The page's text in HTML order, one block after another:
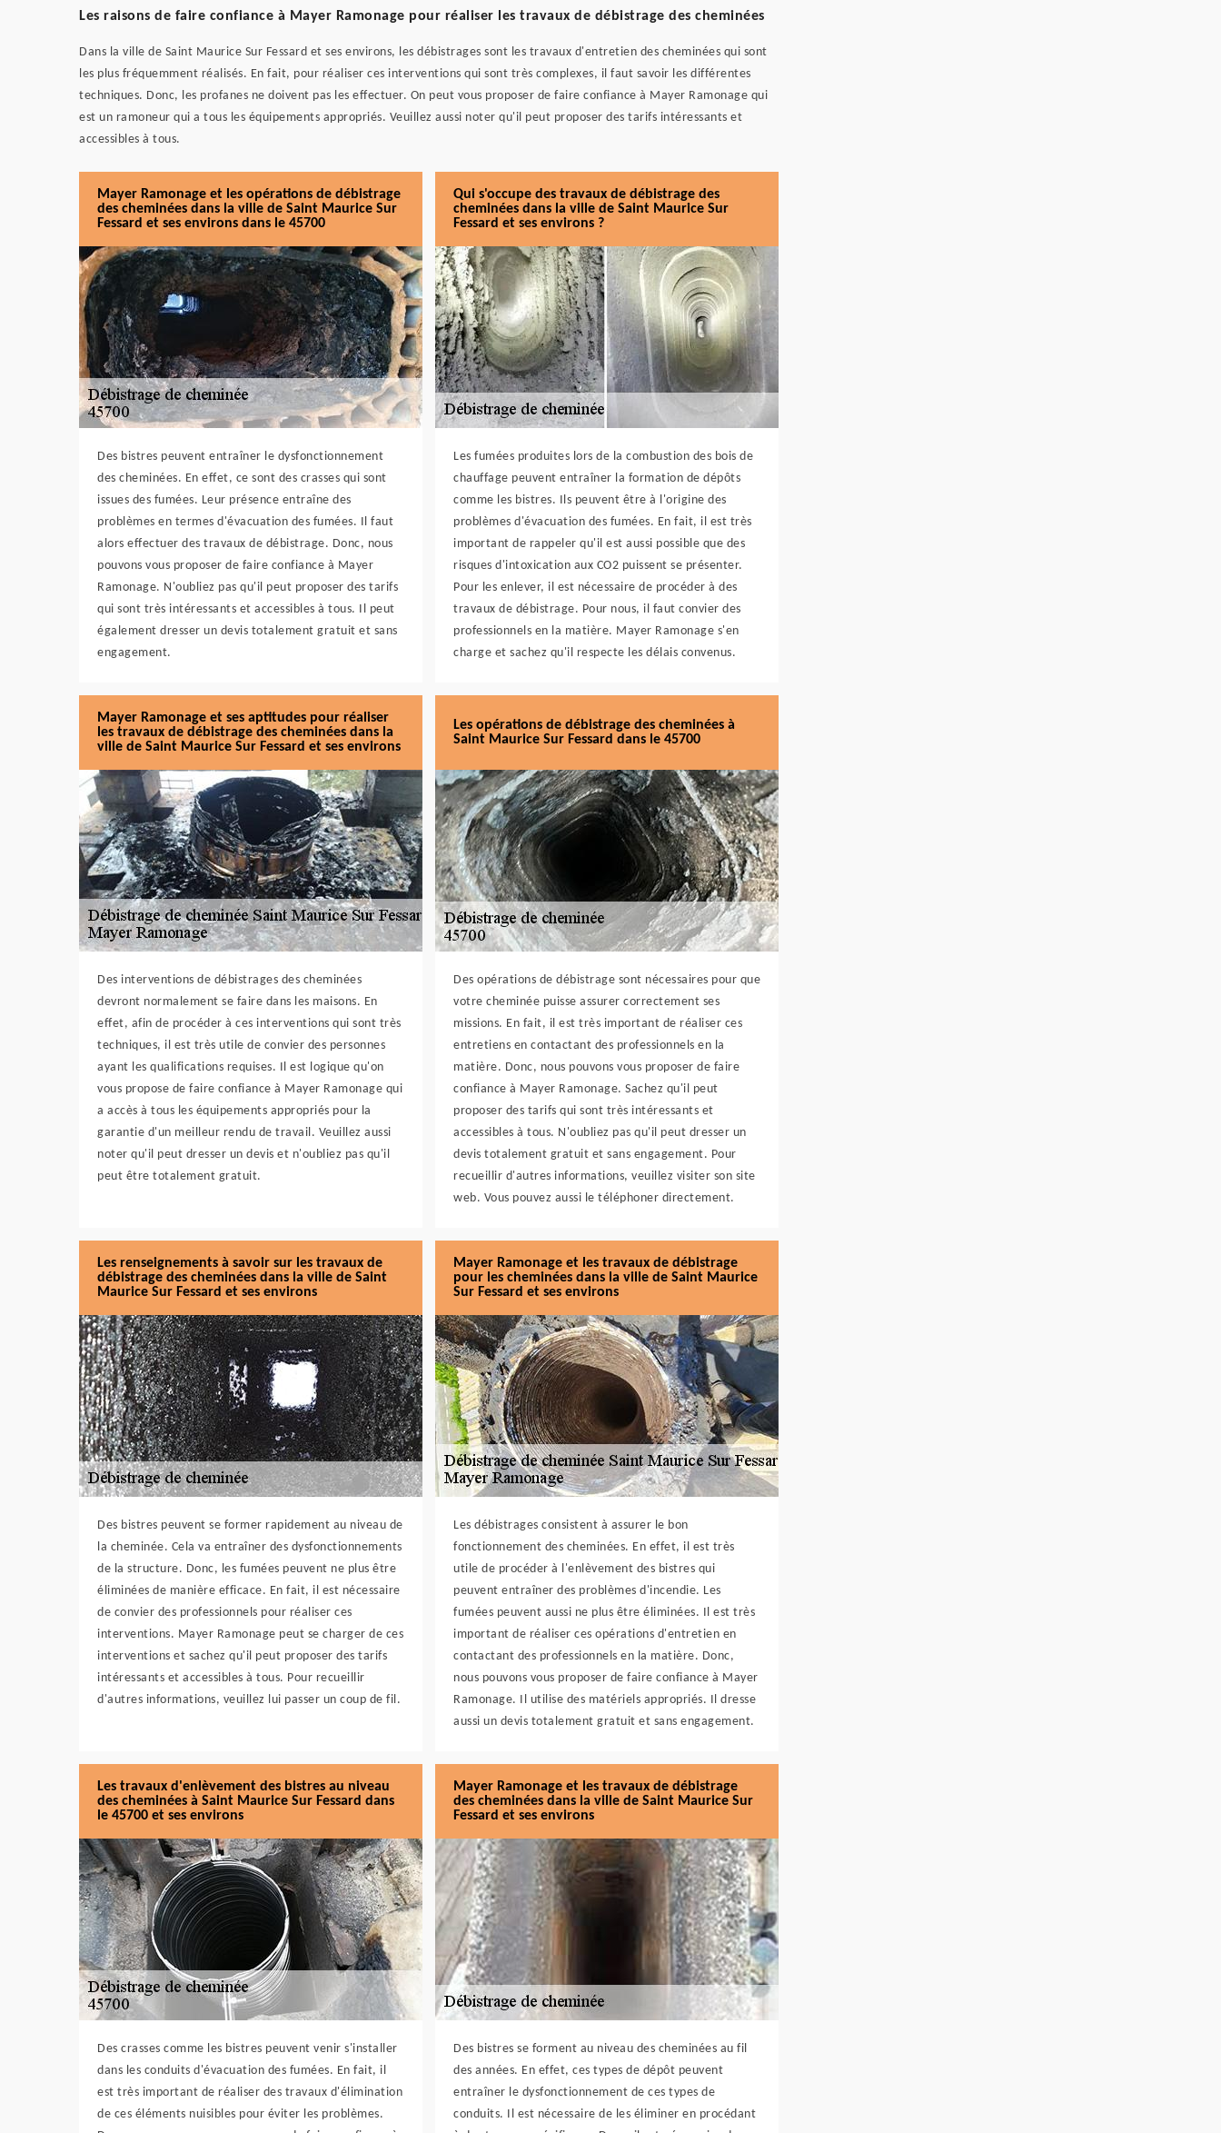
Les raisons de faire confiance à Mayer Ramonage pour réaliser les travaux de débistrage des cheminées
Dans la ville de Saint Maurice Sur Fessard et ses environs, les débistrages sont les travaux d'entretien des cheminées qui sont
les plus fréquemment réalisés. En fait, pour réaliser ces interventions qui sont très complexes, il faut savoir les différentes
techniques. Donc, les profanes ne doivent pas les effectuer. On peut vous proposer de faire confiance à Mayer Ramonage qui
est un ramoneur qui a tous les équipements appropriés. Veuillez aussi noter qu'il peut proposer des tarifs intéressants et
accessibles à tous.
Mayer Ramonage et les opérations de débistrage
des cheminées dans la ville de Saint Maurice Sur
Fessard et ses environs dans le 45700
Des bistres peuvent entraîner le dysfonctionnement
des cheminées. En effet, ce sont des crasses qui sont
issues des fumées. Leur présence entraîne des
problèmes en termes d'évacuation des fumées. Il faut
alors effectuer des travaux de débistrage. Donc, nous
pouvons vous proposer de faire confiance à Mayer
Ramonage. N'oubliez pas qu'il peut proposer des tarifs
qui sont très intéressants et accessibles à tous. Il peut
également dresser un devis totalement gratuit et sans
engagement.
Qui s'occupe des travaux de débistrage des
cheminées dans la ville de Saint Maurice Sur
Fessard et ses environs ?
Les fumées produites lors de la combustion des bois de
chauffage peuvent entraîner la formation de dépôts
comme les bistres. Ils peuvent être à l'origine des
problèmes d'évacuation des fumées. En fait, il est très
important de rappeler qu'il est aussi possible que des
risques d'intoxication aux CO2 puissent se présenter.
Pour les enlever, il est nécessaire de procéder à des
travaux de débistrage. Pour nous, il faut convier des
professionnels en la matière. Mayer Ramonage s'en
charge et sachez qu'il respecte les délais convenus.
Mayer Ramonage et ses aptitudes pour réaliser
les travaux de débistrage des cheminées dans la
ville de Saint Maurice Sur Fessard et ses environs
Des interventions de débistrages des cheminées
devront normalement se faire dans les maisons. En
effet, afin de procéder à ces interventions qui sont très
techniques, il est très utile de convier des personnes
ayant les qualifications requises. Il est logique qu'on
vous propose de faire confiance à Mayer Ramonage qui
a accès à tous les équipements appropriés pour la
garantie d'un meilleur rendu de travail. Veuillez aussi
noter qu'il peut dresser un devis et n'oubliez pas qu'il
peut être totalement gratuit.
Les opérations de débistrage des cheminées à
Saint Maurice Sur Fessard dans le 45700
Des opérations de débistrage sont nécessaires pour que
votre cheminée puisse assurer correctement ses
missions. En fait, il est très important de réaliser ces
entretiens en contactant des professionnels en la
matière. Donc, nous pouvons vous proposer de faire
confiance à Mayer Ramonage. Sachez qu'il peut
proposer des tarifs qui sont très intéressants et
accessibles à tous. N'oubliez pas qu'il peut dresser un
devis totalement gratuit et sans engagement. Pour
recueillir d'autres informations, veuillez visiter son site
web. Vous pouvez aussi le téléphoner directement.
Les renseignements à savoir sur les travaux de
débistrage des cheminées dans la ville de Saint
Maurice Sur Fessard et ses environs
Des bistres peuvent se former rapidement au niveau de
la cheminée. Cela va entraîner des dysfonctionnements
de la structure. Donc, les fumées peuvent ne plus être
éliminées de manière efficace. En fait, il est nécessaire
de convier des professionnels pour réaliser ces
interventions. Mayer Ramonage peut se charger de ces
interventions et sachez qu'il peut proposer des tarifs
intéressants et accessibles à tous. Pour recueillir
d'autres informations, veuillez lui passer un coup de fil.
Mayer Ramonage et les travaux de débistrage
pour les cheminées dans la ville de Saint Maurice
Sur Fessard et ses environs
Les débistrages consistent à assurer le bon
fonctionnement des cheminées. En effet, il est très
utile de procéder à l'enlèvement des bistres qui
peuvent entraîner des problèmes d'incendie. Les
fumées peuvent aussi ne plus être éliminées. Il est très
important de réaliser ces opérations d'entretien en
contactant des professionnels en la matière. Donc,
nous pouvons vous proposer de faire confiance à Mayer
Ramonage. Il utilise des matériels appropriés. Il dresse
aussi un devis totalement gratuit et sans engagement.
Les travaux d'enlèvement des bistres au niveau
des cheminées à Saint Maurice Sur Fessard dans
le 45700 et ses environs
Des crasses comme les bistres peuvent venir s'installer
dans les conduits d'évacuation des fumées. En fait, il
est très important de réaliser des travaux d'élimination
de ces éléments nuisibles pour éviter les problèmes.
Mayer Ramonage et les travaux de débistrage
des cheminées dans la ville de Saint Maurice Sur
Fessard et ses environs
Des bistres se forment au niveau des cheminées au fil
des années. En effet, ces types de dépôt peuvent
entraîner le dysfonctionnement de ces types de
conduits. Il est nécessaire de les éliminer en procédant